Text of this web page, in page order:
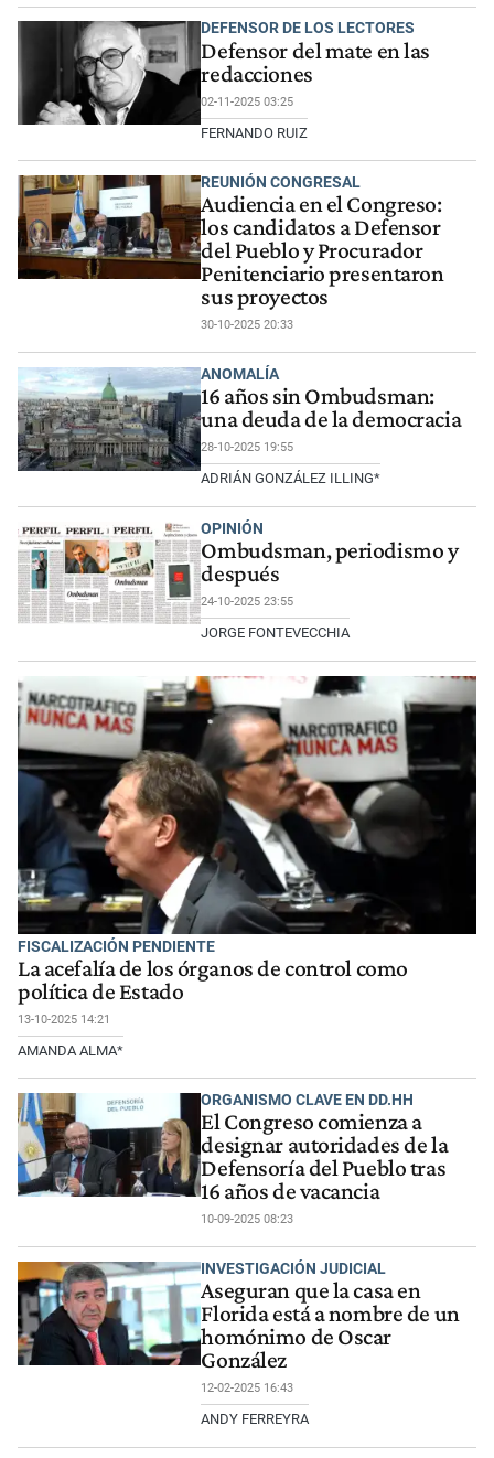
DEFENSOR DE LOS LECTORES
Defensor del mate en las
redacciones
02-11-2025 03:25
FERNANDO RUIZ
REUNIÓN CONGRESAL
Audiencia en el Congreso:
los candidatos a Defensor
del Pueblo y Procurador
Penitenciario presentaron
sus proyectos
30-10-2025 20:33
ANOMALÍA
16 años sin Ombudsman:
una deuda de la democracia
28-10-2025 19:55
ADRIÁN GONZÁLEZ ILLING*
OPINIÓN
Ombudsman, periodismo y
después
24-10-2025 23:55
JORGE FONTEVECCHIA
FISCALIZACIÓN PENDIENTE
La acefalía de los órganos de control como
política de Estado
13-10-2025 14:21
AMANDA ALMA*
ORGANISMO CLAVE EN DD.HH
El Congreso comienza a
designar autoridades de la
Defensoría del Pueblo tras
16 años de vacancia
10-09-2025 08:23
INVESTIGACIÓN JUDICIAL
Aseguran que la casa en
Florida está a nombre de un
homónimo de Oscar
González
12-02-2025 16:43
ANDY FERREYRA